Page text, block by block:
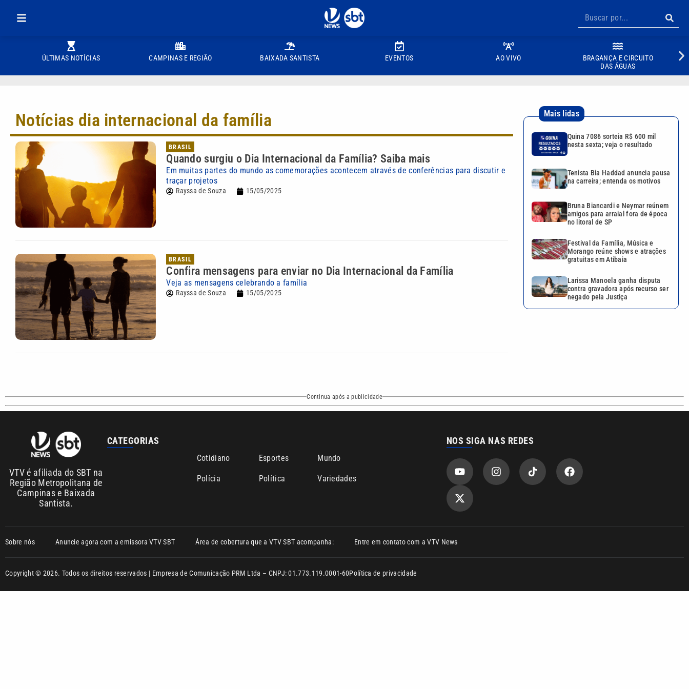
ÚLTIMAS NOTÍCIAS CAMPINAS E REGIÃO BAIXADA SANTISTA EVENTOS AO VIVO
BRAGANÇA E CIRCUITO
DAS ÁGUAS
Notícias dia internacional da família
BRASIL
Quando surgiu o Dia Internacional da Família? Saiba mais
Em muitas partes do mundo as comemorações acontecem através de conferências para discutir e
traçar projetos
Rayssa de Souza 15/05/2025
BRASIL
Confira mensagens para enviar no Dia Internacional da Família
Veja as mensagens celebrando a família
Rayssa de Souza 15/05/2025
Mais lidas
Quina 7086 sorteia R$ 600 mil
nesta sexta; veja o resultado
Tenista Bia Haddad anuncia pausa
na carreira; entenda os motivos
Bruna Biancardi e Neymar reúnem
amigos para arraial fora de época
no litoral de SP
Festival da Família, Música e
Morango reúne shows e atrações
gratuitas em Atibaia
Larissa Manoela ganha disputa
contra gravadora após recurso ser
negado pela Justiça
Continua após a publicidade
VTV é afiliada do SBT na
Região Metropolitana de
Campinas e Baixada
Santista.
CATEGORIAS
Cotidiano Esportes Mundo
Polícia Política Variedades
NOS SIGA NAS REDES
Sobre nós Anuncie agora com a emissora VTV SBT Área de cobertura que a VTV SBT acompanha: Entre em contato com a VTV News
Copyright © 2026. Todos os direitos reservados | Empresa de Comunicação PRM Ltda – CNPJ: 01.773.119.0001-60Política de privacidade